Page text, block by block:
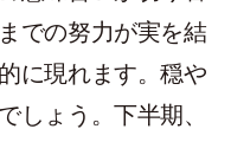
での努力が実を結
に現れます。穏や
しょう。下半期、